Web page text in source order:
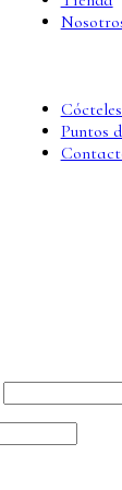
Puntos